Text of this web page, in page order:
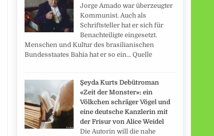
Jorge Amado war überzeugter
Kommunist. Auch als
Schriftsteller hat er sich für
Benachteiligte eingesetzt.
Menschen und Kultur des brasilianischen
Bundesstaates Bahia hat er so ein... Quelle
Şeyda Kurts Debütroman
«Zeit der Monster»: ein
Völkchen schräger Vögel und
eine deutsche Kanzlerin mit
der Frisur von Alice Weidel
Die Autorin will die nahe